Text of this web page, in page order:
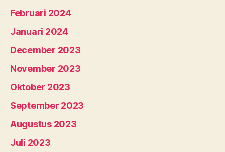
Februari 2024
Januari 2024
December 2023
November 2023
Oktober 2023
September 2023
Augustus 2023
Juli 2023